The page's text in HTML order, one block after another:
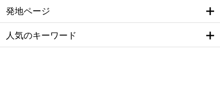
発地ページ
人気のキーワード